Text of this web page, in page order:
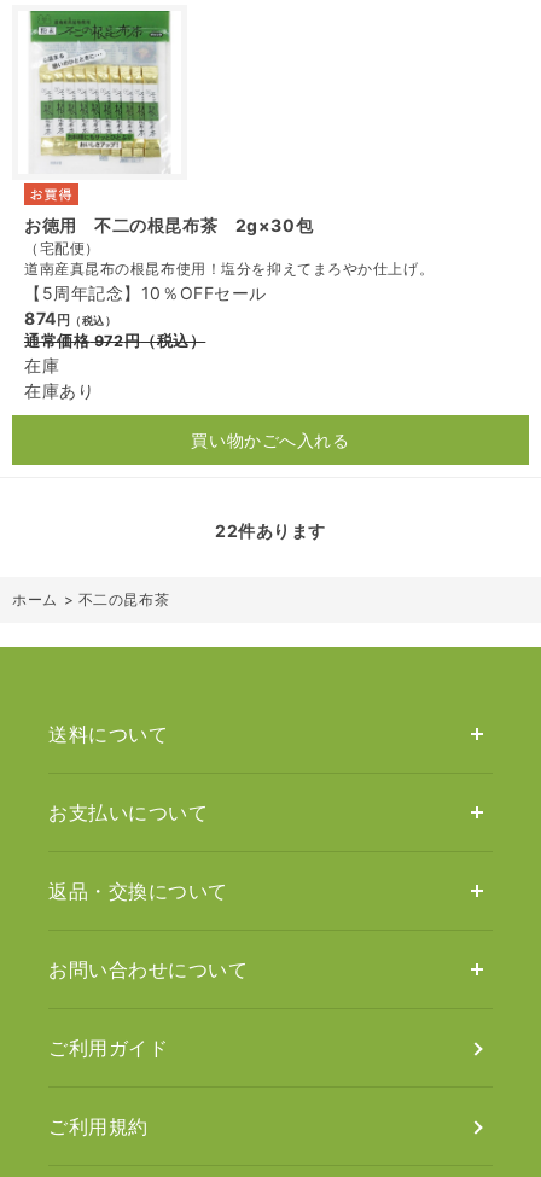
お徳用 不二の根昆布茶 2g×30包
（宅配便）
道南産真昆布の根昆布使用！塩分を抑えてまろやか仕上げ。
【5周年記念】10％OFFセール
874 円 （税込）
通常価格972円（税込）
在庫
在庫あり
買い物かごへ入れる
22件あります
ホーム > 不二の昆布茶
送料について
お支払いについて
返品・交換について
お問い合わせについて
ご利用ガイド
ご利用規約